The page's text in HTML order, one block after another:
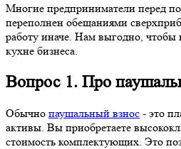
Многие предприниматели перед
переполнен обещаниями
работу иначе. Нам выгодно, чтобы
кухне бизнеса.
Вопрос 1. Про
Обычно паушальный взнос - это
активы. Вы приобретаете
стоимость комплектующих. Это